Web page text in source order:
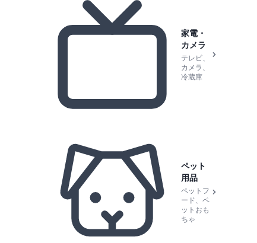
家電・
カメラ
テレビ、
カメラ、
冷蔵庫
ペット
用品
ペットフ
ード、ペ
ットおも
ちゃ